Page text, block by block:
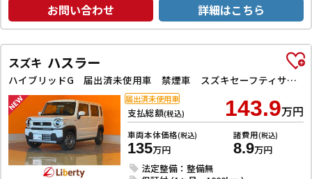
お問い合わせ 詳細はこちら
スズキ ハスラー
ハイブリッドG 届出済未使用車 禁煙車 スズキセーフティサポート アダプティブクルーズコントロール LEDヘッドライト スマートキー プッシュスタート アイドリングストップ 前席シートヒーター ステアリングスイッチ
支払総額(税込) 143.9万円
車両本体価格(税込)
135万円
諸費用(税込)
8.9万円
法定整備：整備無
届出済未使用車